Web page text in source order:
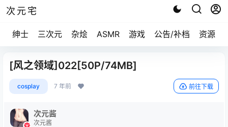
次元宅
绅士 三次元 杂烩 ASMR 游戏 公告/补档 资源求
[风之领域]022[50P/74MB]
cosplay 7 年前 前往下载
次元酱
次元酱